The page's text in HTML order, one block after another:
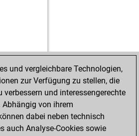
ERFOLGE
und vergleichbare Technologien,
zur Verfügung zu stellen, die
verbessern und interessengerechte
von ihrem
dabei neben technisch
auch Analyse-Cookies sowie